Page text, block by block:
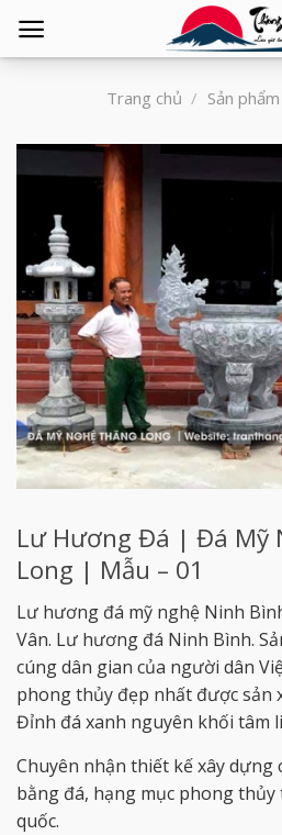
Trang chủ / Sản phẩm
Lư Hương Đá | Đá Mỹ
Long | Mẫu – 01
Lư hương đá mỹ nghệ Ninh
Vân. Lư hương đá Ninh Bình.
cúng dân gian của người dân
phong thủy đẹp nhất được sản
Đỉnh đá xanh nguyên khối tâm
Chuyên nhận thiết kế xây dựng
bằng đá, hạng mục phong
quốc.